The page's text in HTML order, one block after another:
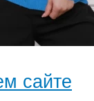
сайте